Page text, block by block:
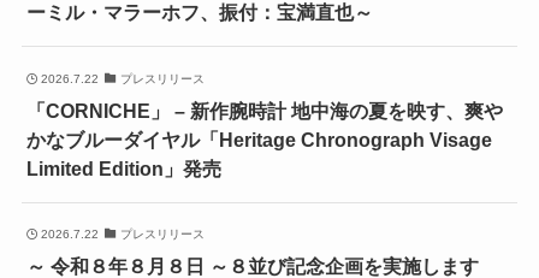
ーミル・マラーホフ、振付：宝満直也～
2026.7.22 プレスリリース
「CORNICHE」 – 新作腕時計 地中海の夏を映す、爽や
かなブルーダイヤル「Heritage Chronograph Visage
Limited Edition」発売
2026.7.22 プレスリリース
～ 令和８年８月８日 ～８並び記念企画を実施します